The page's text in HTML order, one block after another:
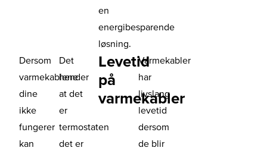
en
energibesparende
løsning.
Dersom
varmekablene
dine
ikke
fungerer
kan
Det
hender
at det
er
termostaten
det er
Levetid
på
varmekabler
Varmekabler
har
livslang
levetid
dersom
de blir